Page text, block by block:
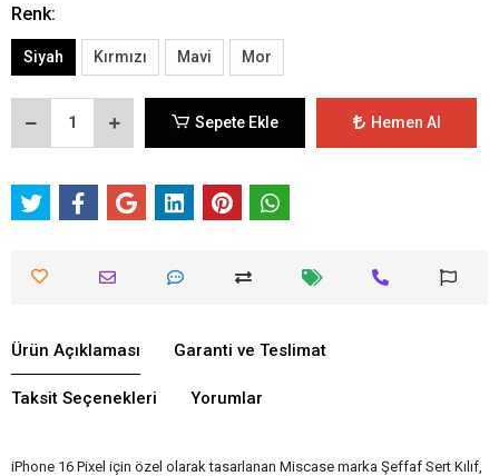
Renk:
Siyah Kırmızı Mavi Mor
Sepete Ekle Hemen Al
Ürün Açıklaması Garanti ve Teslimat
Taksit Seçenekleri Yorumlar
iPhone 16 Pixel için özel olarak tasarlanan Miscase marka Şeffaf Sert Kılıf,